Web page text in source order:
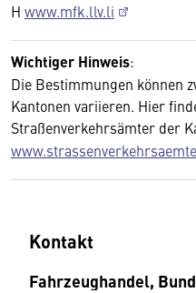
H www.mfk.llv.li
Wichtiger Hinweis:
Die Bestimmungen können
Kantonen variieren. Hier
Straßenverkehrsämter der
Kontakt
Fahrzeughandel,